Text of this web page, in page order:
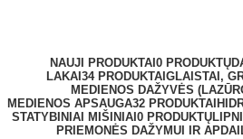
NAUJI PRODUKTAI 0 PRODUKTŲ
LAKAI 34 PRODUKTAI GLAISTAI,
MEDIENOS DAŽYVĖS
MEDIENOS APSAUGA32 PRODUKTAI
STATYBINIAI MIŠINIAI 0 PRODUKTŲ
PRIEMONĖS DAŽYMUI IR